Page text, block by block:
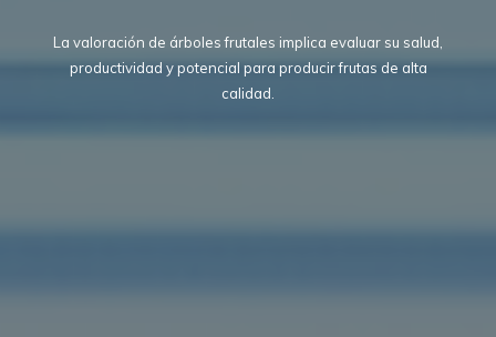
La valoración de árboles frutales implica evaluar su salud,
productividad y potencial para producir frutas de alta
calidad.